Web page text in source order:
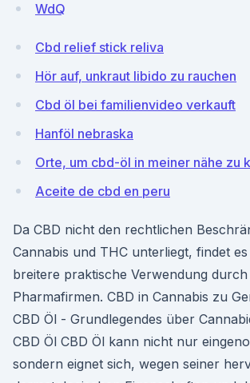
WdQ
Cbd relief stick reliva
Hör auf, unkraut libido zu rauchen
Cbd öl bei familienvideo verkauft
Hanföl nebraska
Orte, um cbd-öl in meiner nähe zu
Aceite de cbd en peru
Da CBD nicht den rechtlichen
Cannabis und THC unterliegt, findet
breitere praktische Verwendung
Pharmafirmen. CBD in Cannabis zu
CBD Öl - Grundlegendes über
CBD Öl CBD Öl kann nicht nur
sondern eignet sich, wegen seiner